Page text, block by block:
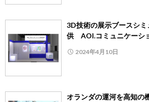
3D技術の展示ブースシ
供 AOI.コミュニケーシ
2024年4月10日
オランダの運河を高知の